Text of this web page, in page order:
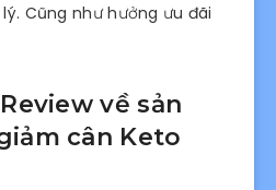
Cũng như hưởng ưu đãi
về sản
cân Keto